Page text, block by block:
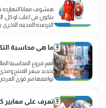
هنشوف معانا النهارده
بتكون فى اغلب او كل
الارصده المدينه
ما هى محاسبة
أهم فروع المحاسبة
تحديد سعر المنتج
توافقها مع قوي